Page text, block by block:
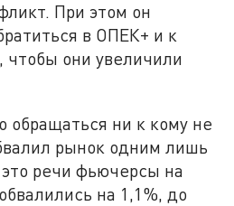
При этом он
в ОПЕК+ и к
чтобы они увеличили
обращаться ни к кому не
рынок одним лишь
речи фьючерсы на
на 1,1%, до